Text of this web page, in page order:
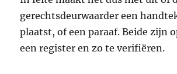
gerechtsdeurwaarder een
plaatst, of een paraaf. Beide zijn
een register en zo te verifiëren.